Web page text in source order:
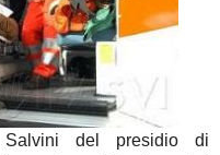
Salvini del presidio di